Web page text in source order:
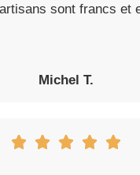
sont francs et
Michel T.